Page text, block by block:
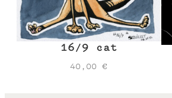
16/9 cat
40,00€